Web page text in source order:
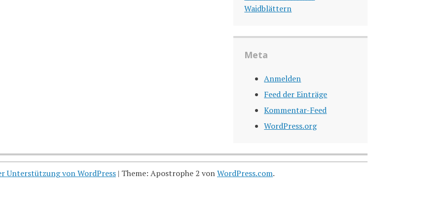
Waidblättern
Meta
Anmelden
Feed der Einträge
Kommentar-Feed
WordPress.org
Unterstützung von WordPress | Theme: Apostrophe 2 vonWordPress.com.